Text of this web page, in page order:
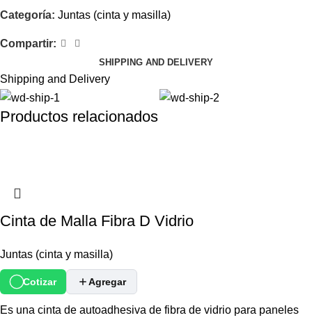
Categoría: Juntas (cinta y masilla)
Compartir:
SHIPPING AND DELIVERY
Shipping and Delivery
Productos relacionados
Cinta de Malla Fibra D Vidrio
Juntas (cinta y masilla)
Cotizar Agregar
Es una cinta de autoadhesiva de fibra de vidrio para paneles